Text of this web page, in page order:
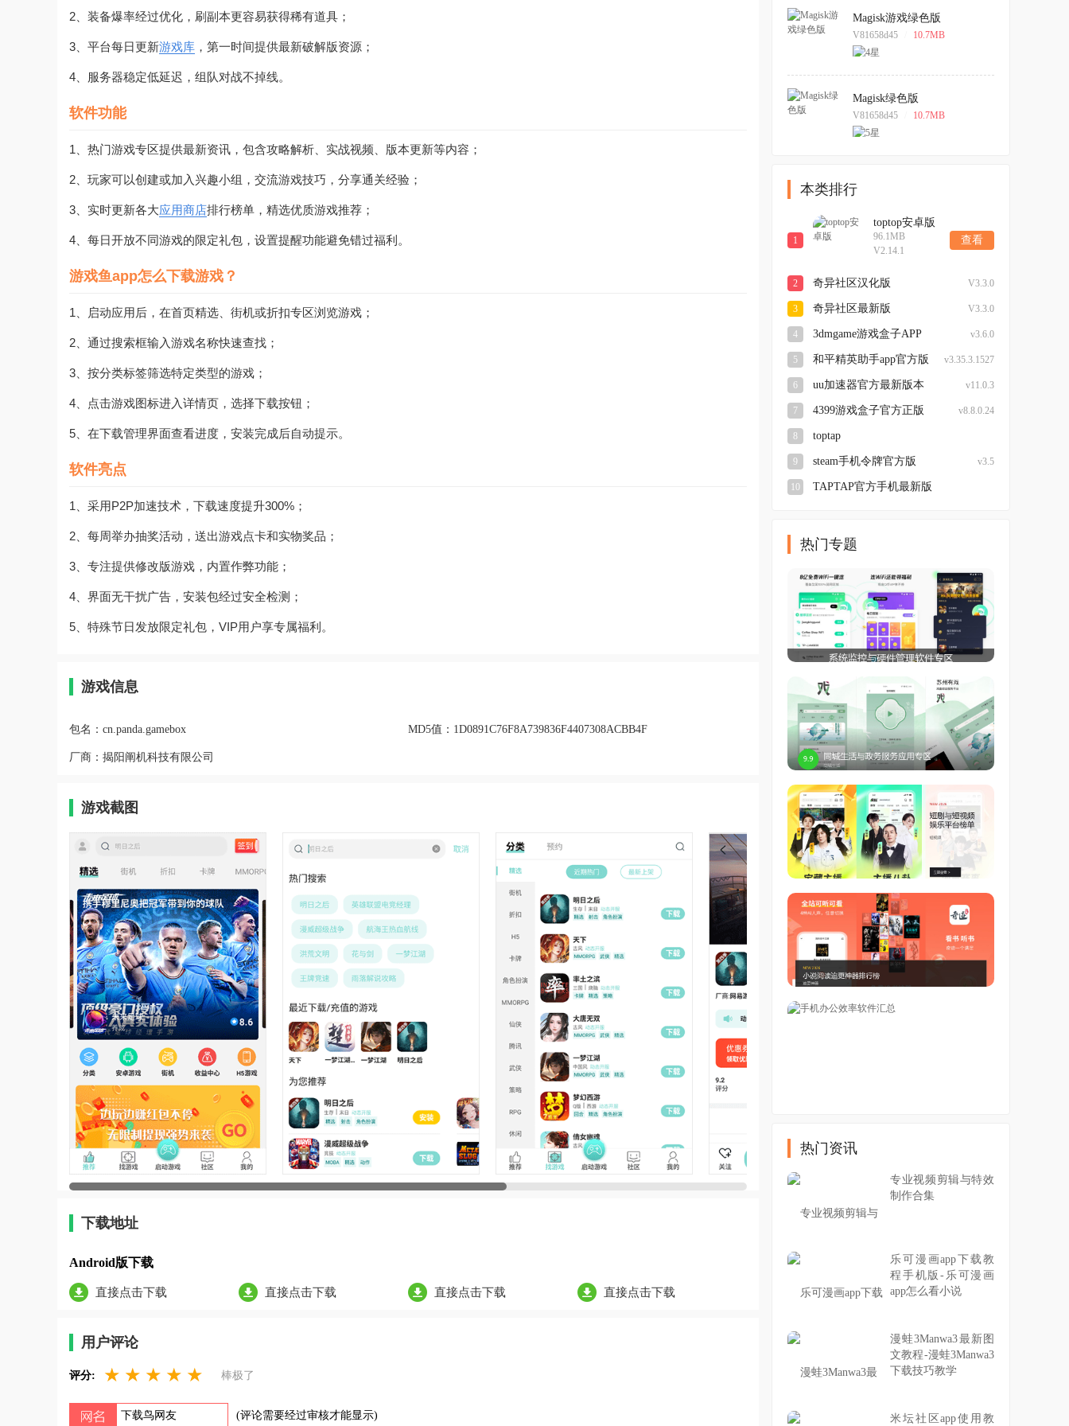
2、装备爆率经过优化，刷副本更容易获得稀有道具；
3、平台每日更新游戏库 ，第一时间提供最新破解版资源；
4、服务器稳定低延迟，组队对战不掉线。
软件功能
1、热门游戏专区提供最新资讯，包含攻略解析、实战视频、版本更新等内容；
2、玩家可以创建或加入兴趣小组，交流游戏技巧，分享通关经验；
3、实时更新各大应用商店排行榜单，精选优质游戏推荐；
4、每日开放不同游戏的限定礼包，设置提醒功能避免错过福利。
游戏鱼app怎么下载游戏？
1、启动应用后，在首页精选、街机或折扣专区浏览游戏；
2、通过搜索框输入游戏名称快速查找；
3、按分类标签筛选特定类型的游戏；
4、点击游戏图标进入详情页，选择下载按钮；
5、在下载管理界面查看进度，安装完成后自动提示。
软件亮点
1、采用P2P加速技术，下载速度提升300%；
2、每周举办抽奖活动，送出游戏点卡和实物奖品；
3、专注提供修改版游戏，内置作弊功能；
4、界面无干扰广告，安装包经过安全检测；
5、特殊节日发放限定礼包，VIP用户享专属福利。
游戏信息
包名： cn.panda.gamebox MD5值： 1D0891C76F8A739836F4407308ACBB4F
厂商： 揭阳阐机科技有限公司
游戏截图
下载地址
Android版下载
直接点击下载 直接点击下载 直接点击下载 直接点击下载
用户评论
评分: ★ ★ ★ ★ ★ 棒极了
(评论需要经过审核才能显示)
Magisk游戏绿色版
V81658d45 10.7MB
Magisk绿色版
V81658d45 10.7MB
本类排行
1
toptop安卓版
96.1MB
V2.14.1
查看
2 奇异社区汉化版 V3.3.0
3 奇异社区最新版 V3.3.0
4 3dmgame游戏盒子APP v3.6.0
5
和平精英助手app官方版
v3.35.3.1527
6 uu加速器官方最新版本 v11.0.3
7 4399游戏盒子官方正版 v8.8.0.24
8 toptap
9
steam手机令牌官方版 v3.5
10 TAPTAP官方手机最新版
热门专题
热门资讯
专业视频剪辑与特效
制作合集
乐可漫画app下载教
程手机版-乐可漫画
app怎么看小说
漫蛙3Manwa3最新图
文教程-漫蛙3Manwa3
下载技巧教学
米坛社区app使用教